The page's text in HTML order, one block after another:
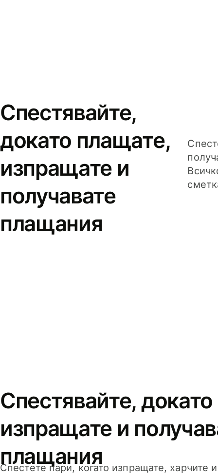
Спестявайте,
докато плащате,
изпращате и
получавате
плащания
Спестявайте,
изпращате и
плащания
Спестете пари, когато изпращате, харчите